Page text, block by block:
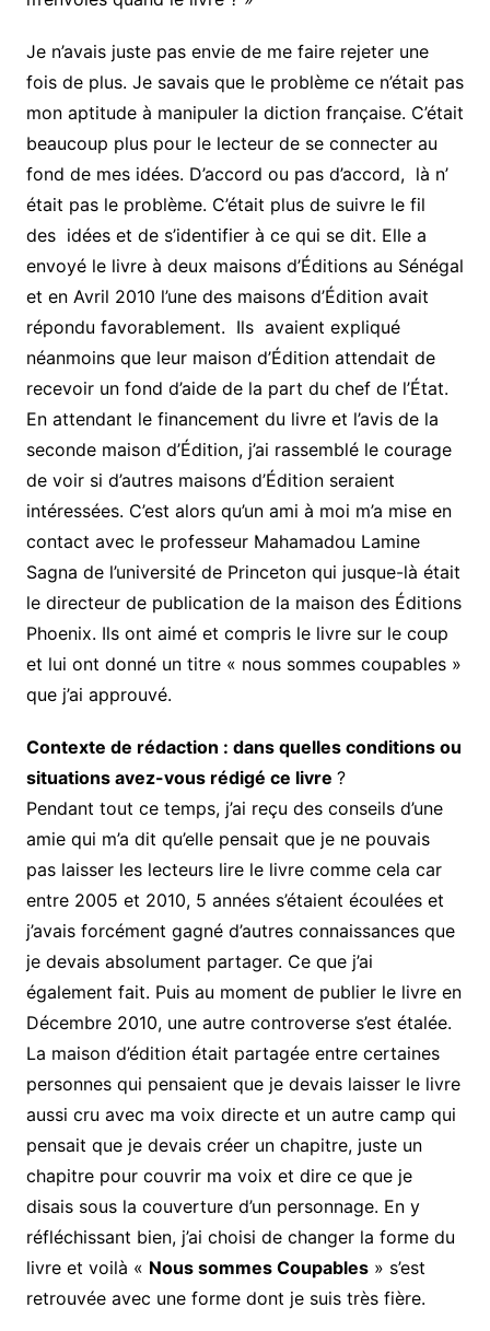
Je n’avais juste pas envie de me faire rejeter une
fois de plus. Je savais que le problème ce n’était pas
mon aptitude à manipuler la diction française. C’était
beaucoup plus pour le lecteur de se connecter au
fond de mes idées. D’accord ou pas d’accord, là n’
était pas le problème. C’était plus de suivre le fil
des idées et de s’identifier à ce qui se dit. Elle a
envoyé le livre à deux maisons d’Éditions au Sénégal
et en Avril 2010 l’une des maisons d’Édition avait
répondu favorablement. Ils avaient expliqué
néanmoins que leur maison d’Édition attendait de
recevoir un fond d’aide de la part du chef de l’État.
En attendant le financement du livre et l’avis de la
seconde maison d’Édition, j’ai rassemblé le courage
de voir si d’autres maisons d’Édition seraient
intéressées. C’est alors qu’un ami à moi m’a mise en
contact avec le professeur Mahamadou Lamine
Sagna de l’université de Princeton qui jusque-là était
le directeur de publication de la maison des Éditions
Phoenix. Ils ont aimé et compris le livre sur le coup
et lui ont donné un titre « nous sommes coupables »
que j’ai approuvé.
Contexte de rédaction : dans quelles conditions ou
situations avez-vous rédigé ce livre ?
Pendant tout ce temps, j’ai reçu des conseils d’une
amie qui m’a dit qu’elle pensait que je ne pouvais
pas laisser les lecteurs lire le livre comme cela car
entre 2005 et 2010, 5 années s’étaient écoulées et
j’avais forcément gagné d’autres connaissances que
je devais absolument partager. Ce que j’ai
également fait. Puis au moment de publier le livre en
Décembre 2010, une autre controverse s’est étalée.
La maison d’édition était partagée entre certaines
personnes qui pensaient que je devais laisser le livre
aussi cru avec ma voix directe et un autre camp qui
pensait que je devais créer un chapitre, juste un
chapitre pour couvrir ma voix et dire ce que je
disais sous la couverture d’un personnage. En y
réfléchissant bien, j’ai choisi de changer la forme du
livre et voilà « Nous sommes Coupables» s’est
retrouvée avec une forme dont je suis très fière.